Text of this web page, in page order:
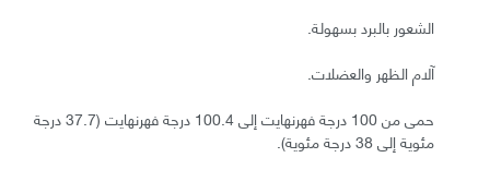
الشعور بالبرد بسهولة.
آلام الظهر والعضلات.
حمى من 100 درجة فهرنهايت إلى 100.4 درجة فهرنهايت (37.7 درجة
مئوية إلى 38 درجة مئوية).